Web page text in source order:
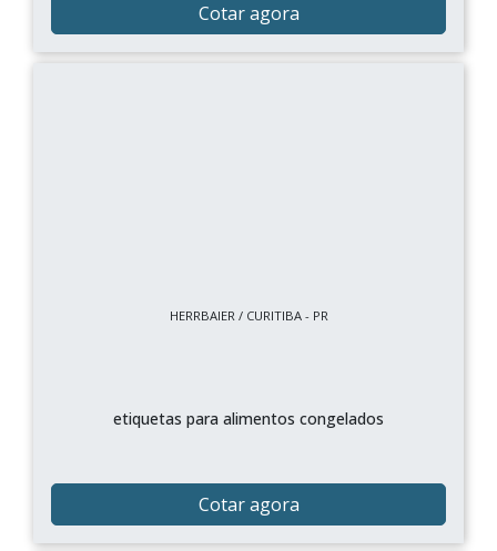
Cotar agora
HERRBAIER / CURITIBA - PR
etiquetas para alimentos congelados
Cotar agora